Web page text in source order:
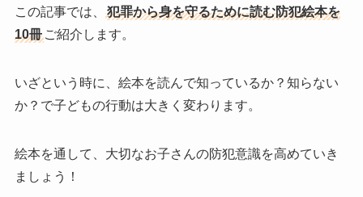
この記事では、
犯罪から身を守るために読む防犯絵本を
10冊ご紹介します。
いざという時に、絵本を読んで知っているか？知らない
か？で子どもの行動は大きく変わります。
絵本を通して、大切なお子さんの防犯意識を高めていき
ましょう！